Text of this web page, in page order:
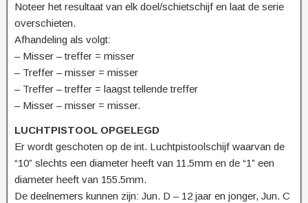
Noteer het resultaat van elk doel/schietschijf en laat de serie
overschieten.
Afhandeling als volgt:
– Misser – treffer = misser
– Treffer – misser = misser
– Treffer – treffer = laagst tellende treffer
– Misser – misser = misser.
LUCHTPISTOOL OPGELEGD
Er wordt geschoten op de int. Luchtpistoolschijf waarvan de
“10” slechts een diameter heeft van 11.5mm en de “1” een
diameter heeft van 155.5mm.
De deelnemers kunnen zijn: Jun. D – 12 jaar en jonger, Jun. C